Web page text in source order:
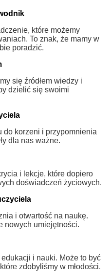
które możemy
To znak, że mamy w
poradzić.
się źródłem wiedzy i
dzielić się swoimi
do korzeni i przypomnienia
dla nas ważne.
i lekcje, które dopiero
doświadczeń życiowych.
i otwartość na naukę.
nowych umiejętności.
i nauki. Może to być
zdobyliśmy w młodości.